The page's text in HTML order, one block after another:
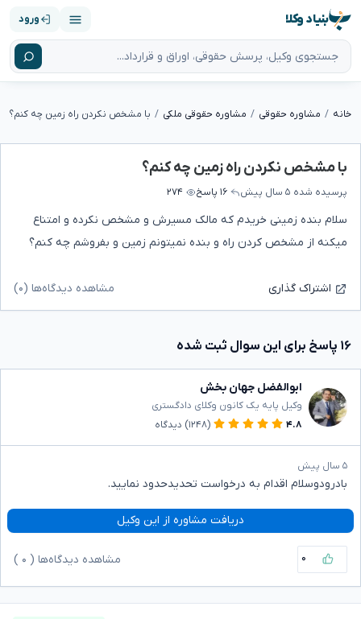
بنیاد وکلا ورود
خانه مشاوره حقوقی مشاوره حقوقی ملکی با مشخص نکردن راه زمین چه کنم؟
با مشخص نکردن راه زمین چه کنم؟
پرسیده شده ۵ سال پیش ۱۶ پاسخ ۲۷۴
سلام بنده زمینی خریدم که مالک مسیرش و مشخص نکرده و امتناع
میکنه از مشخص کردن راه و بنده نمیتونم زمین و بفروشم چه کنم؟
اشتراک گذاری مشاهده دیدگاه‌ها (۰)
۱۶ پاسخ برای این سوال ثبت شده
ابوالفضل جهان بخش
وکیل پایه یک کانون وکلای دادگستری
۴.۸
(۱۲۴۸) دیدگاه
۵ سال پیش
بادرودوسلام اقدام به درخواست تحدیدحدود نمایید.
دریافت مشاوره از این وکیل
۰ مشاهده دیدگاه‌ها ( ۰